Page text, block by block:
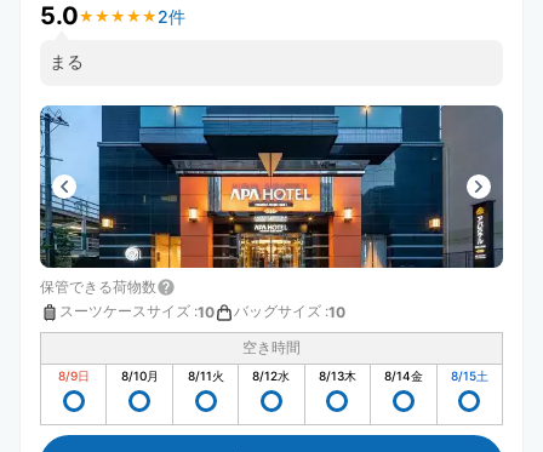
5.0★ ★ ★ ★ ★
★ ★ ★ ★ ★ 2件
まる
保管できる荷物数
スーツケースサイズ :10 バッグサイズ :10
空き時間
8/9日 8/10月 8/11火 8/12水 8/13木 8/14金 8/15土